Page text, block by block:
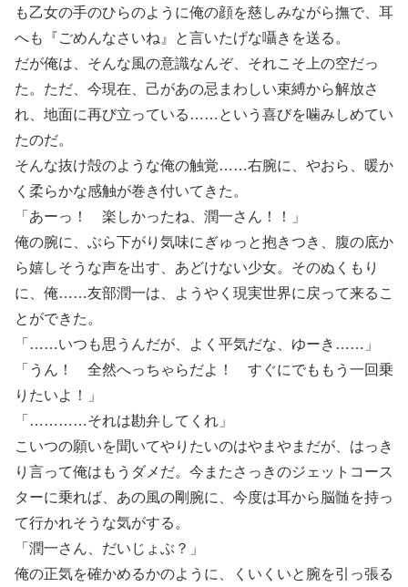
も乙女の手のひらのように俺の顔を慈しみながら撫で、耳
へも『ごめんなさいね』と言いたげな囁きを送る。
だが俺は、そんな風の意識なんぞ、それこそ上の空だっ
た。ただ、今現在、己があの忌まわしい束縛から解放さ
れ、地面に再び立っている……という喜びを噛みしめてい
たのだ。
そんな抜け殻のような俺の触覚……右腕に、やおら、暖か
く柔らかな感触が巻き付いてきた。
「あーっ！ 楽しかったね、潤一さん！！」
俺の腕に、ぶら下がり気味にぎゅっと抱きつき、腹の底か
ら嬉しそうな声を出す、あどけない少女。そのぬくもり
に、俺……友部潤一は、ようやく現実世界に戻って来るこ
とができた。
「……いつも思うんだが、よく平気だな、ゆーき……」
「うん！ 全然へっちゃらだよ！ すぐにでももう一回乗
りたいよ！」
「…………それは勘弁してくれ」
こいつの願いを聞いてやりたいのはやまやまだが、はっき
り言って俺はもうダメだ。今またさっきのジェットコース
ターに乗れば、あの風の剛腕に、今度は耳から脳髄を持っ
て行かれそうな気がする。
「潤一さん、だいじょぶ？」
俺の正気を確かめるかのように、くいくいと腕を引っ張る